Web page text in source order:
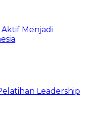
Menjadi
Leadership